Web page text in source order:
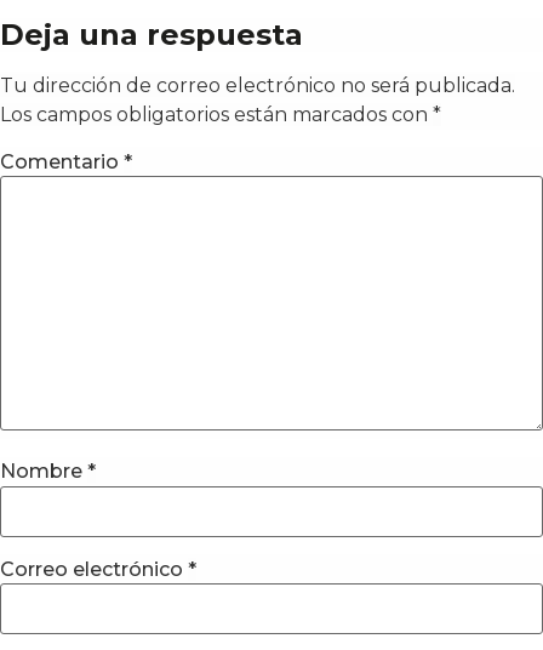
Deja una respuesta
Tu dirección de correo electrónico no será publicada.
Los campos obligatorios están marcados con *
Comentario *
Nombre *
Correo electrónico *